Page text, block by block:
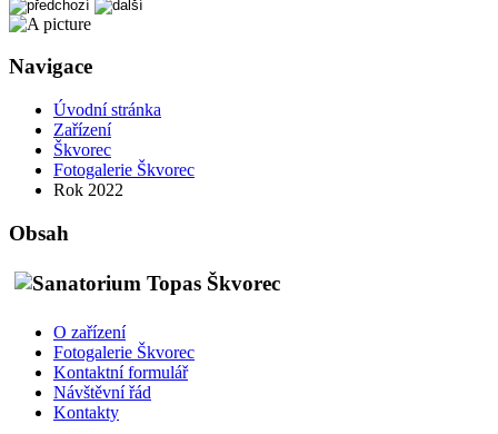
Navigace
Úvodní stránka
Zařízení
Škvorec
Fotogalerie Škvorec
Rok 2022
Obsah
O zařízení
Fotogalerie Škvorec
Kontaktní formulář
Návštěvní řád
Kontakty